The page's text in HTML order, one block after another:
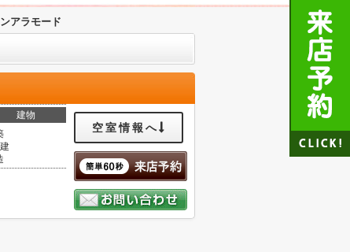
アラモード
建物
空室情報へ